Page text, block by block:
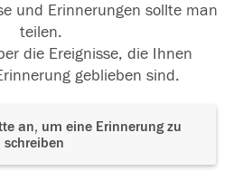
und Erinnerungen sollte man
teilen.
die Ereignisse, die Ihnen
geblieben sind.
an, um eine Erinnerung zu
schreiben